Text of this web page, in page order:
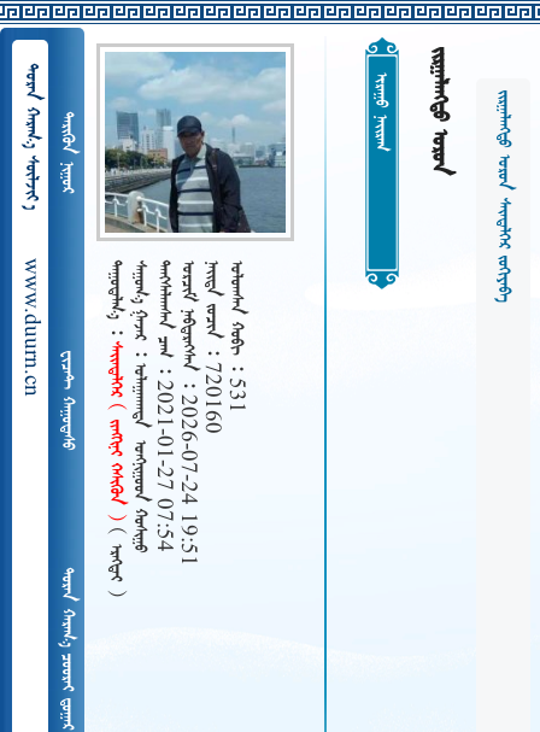
  
www.duurn.cn
 
 
   
 
ᠰᠠᠢᠢᠨᠳᠡᠯᠭᠡᠷ    
  
    ᠤᠨᠭᠨᠢᠭᠤᠳ ᠬᠤᠰᠢᠭᠤ   2021-01-27 07:54   2026-07-24 19:51   720160   531
  ᠵᠢᠷᠭᠠᠯᠠᠨᠭᠲᠤ ᠤᠷᠤᠨ ᠵᠢᠷᠭᠠᠯᠠᠨᠭᠲᠤ ᠤᠷᠤᠨ ᠰᠠᠢᠨᠳᠡᠯᠭᠡᠷ ᠵᠤᠬᠢᠶᠠᠪᠠ